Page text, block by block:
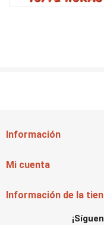
Información
Mi cuenta
Información de la